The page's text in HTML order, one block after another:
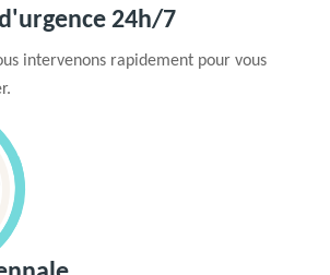
24h/7
intervenons rapidement pour vous